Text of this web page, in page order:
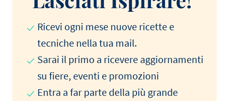
Ricevi ogni mese nuove ricette e
tecniche nella tua mail.
Sarai il primo a ricevere aggiornamenti
su fiere, eventi e promozioni
Entra a far parte della più grande